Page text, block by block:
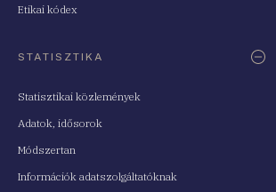
Etikai kódex
STATISZTIKA
Statisztikai közlemények
Adatok, idősorok
Módszertan
Információk adatszolgáltatóknak